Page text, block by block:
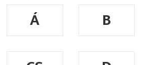
Á
B